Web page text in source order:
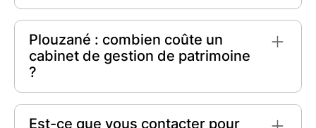
ses
investissements financiers
retraite, protéger sonpatrimoineou préparer
sasuccessionpeut prétendre à faire appel à un
cabinet de gestion de patrimoine. Les
Plouzané : combien coûte un
cabinet de gestion de patrimoine
?
de patrimoine varient selon leurs services.
Est-ce que vous contacter pour